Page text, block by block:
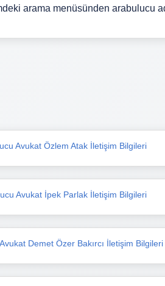
arama menüsünden arabulucu
Avukat Özlem Atak İletişim Bilgileri
Avukat İpek Parlak İletişim Bilgileri
Demet Özer Bakırcı İletişim Bilgileri